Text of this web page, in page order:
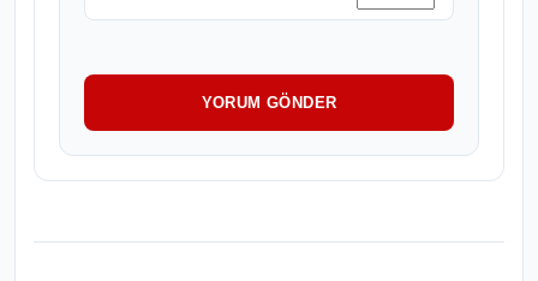
YORUM GÖNDER